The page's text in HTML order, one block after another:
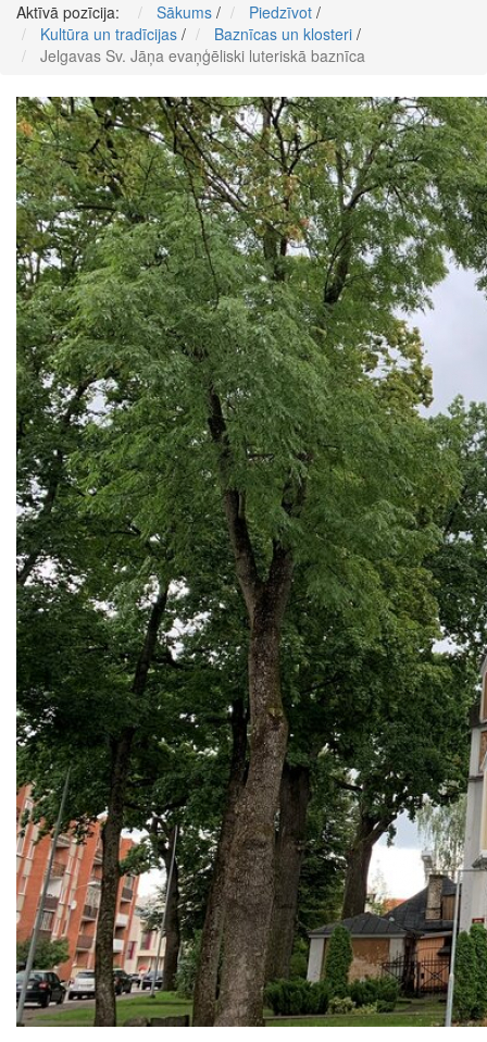
Aktīvā pozīcija:
Sākums / Piedzīvot /
Kultūra un tradīcijas / Baznīcas un klosteri /
Jelgavas Sv. Jāņa evaņģēliski luteriskā baznīca